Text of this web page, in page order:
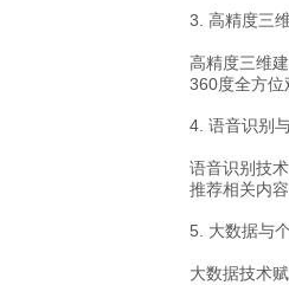
3. 高精度三
高精度三维
360度全方位
4. 语音识别
语音识别技
推荐相关内
5. 大数据与
大数据技术